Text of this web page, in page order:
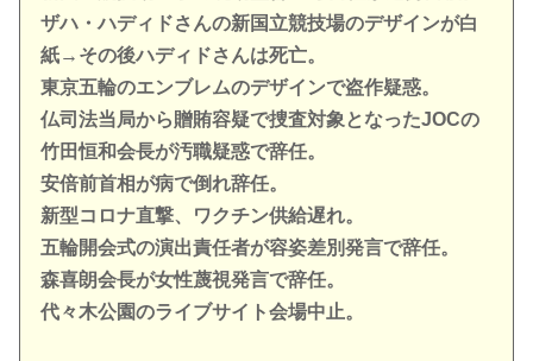
ザハ・ハディドさんの新国立競技場のデザインが白
紙→その後ハディドさんは死亡。
東京五輪のエンブレムのデザインで盗作疑惑。
仏司法当局から贈賄容疑で捜査対象となったJOCの
竹田恒和会長が汚職疑惑で辞任。
安倍前首相が病で倒れ辞任。
新型コロナ直撃、ワクチン供給遅れ。
五輪開会式の演出責任者が容姿差別発言で辞任。
森喜朗会長が女性蔑視発言で辞任。
代々木公園のライブサイト会場中止。